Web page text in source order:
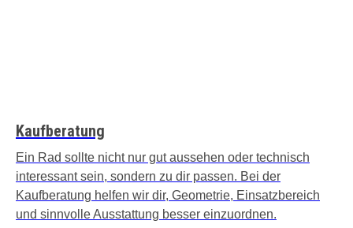
Kaufberatung
Ein Rad sollte nicht nur gut aussehen oder technisch
interessant sein, sondern zu dir passen. Bei der
Kaufberatung helfen wir dir, Geometrie, Einsatzbereich
und sinnvolle Ausstattung besser einzuordnen.